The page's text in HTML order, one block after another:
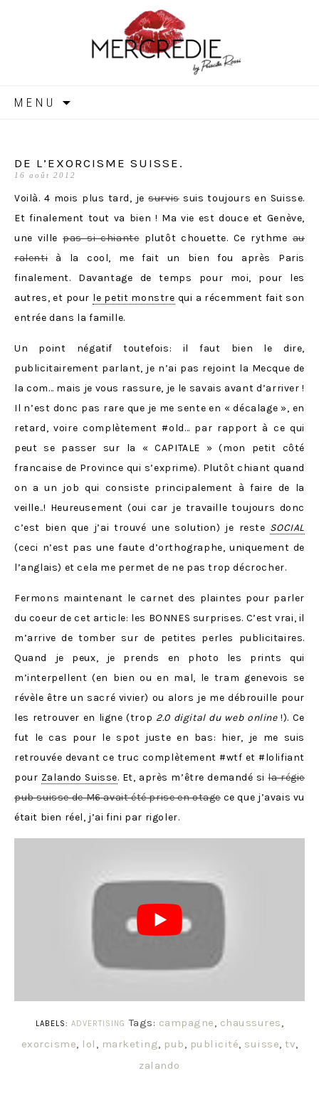
MERCREDIE
MENU
DE L’EXORCISME SUISSE.
16 août 2012
Voilà. 4 mois plus tard, jesurvissuis toujours en Suisse.
Et finalement tout va bien ! Ma vie est douce et Genève,
une villepas si chianteplutôt chouette. Ce rythmeau
ralentià la cool, me fait un bien fou après Paris
finalement. Davantage de temps pour moi, pour les
autres, et pour le petit monstre qui a récemment fait son
entrée dans la famille.
Un point négatif toutefois: il faut bien le dire,
publicitairement parlant, je n’ai pas rejoint la Mecque de
la com… mais je vous rassure, je le savais avant d’arriver !
Il n’est donc pas rare que je me sente en « décalage », en
retard, voire complètement #old… par rapport à ce qui
peut se passer sur la « CAPITALE » (mon petit côté
francaise de Province qui s’exprime). Plutôt chiant quand
on a un job qui consiste principalement à faire de la
veille..! Heureusement (oui car je travaille toujours donc
c’est bien que j’ai trouvé une solution) je reste SOCIAL
(ceci n’est pas une faute d’orthographe, uniquement de
l’anglais) et cela me permet de ne pas trop décrocher.
Fermons maintenant le carnet des plaintes pour parler
du coeur de cet article: les BONNES surprises. C’est vrai, il
m’arrive de tomber sur de petites perles publicitaires.
Quand je peux, je prends en photo les prints qui
m’interpellent (en bien ou en mal, le tram genevois se
révèle être un sacré vivier) ou alors je me débrouille pour
les retrouver en ligne (trop 2.0 digital du web online!). Ce
fut le cas pour le spot juste en bas: hier, je me suis
retrouvée devant ce truc complètement #wtf et #lolifiant
pour Zalando Suisse. Et, après m’être demandé sila régie
pub suisse de M6 avait été prise en otage ce que j’avais vu
était bien réel, j’ai fini par rigoler.
LABELS: ADVERTISING Tags: campagne, chaussures,
exorcisme, lol , marketing, pub, publicité, suisse, tv,
zalando